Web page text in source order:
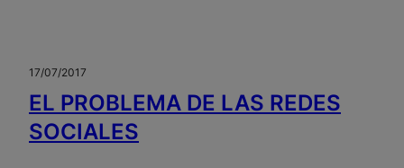
17/07/2017
EL PROBLEMA DE LAS REDES
SOCIALES